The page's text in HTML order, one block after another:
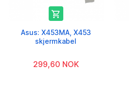

Asus: X453MA, X453
skjermkabel
299,60 NOK